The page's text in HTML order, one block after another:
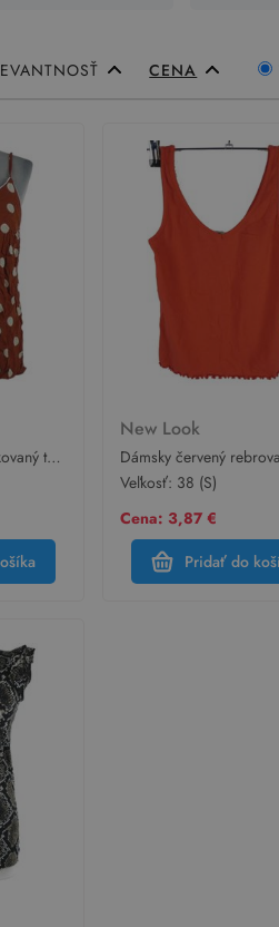
CENA
top
New Look
Dámsky červený
crop top New Look
Veľkosť: 38 (S)
Cena: 3,87 €
Pridať do